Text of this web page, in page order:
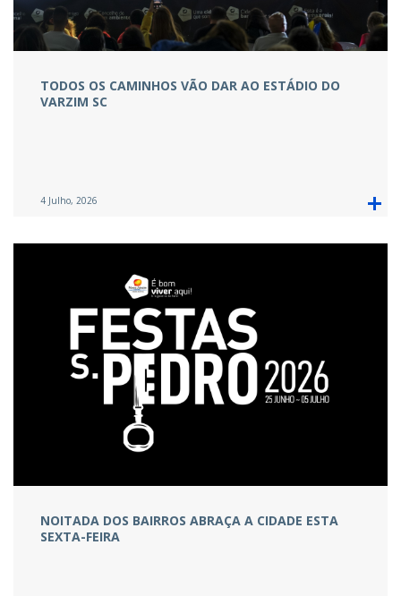
TODOS OS CAMINHOS VÃO DAR AO ESTÁDIO DO
VARZIM SC
4 Julho, 2026
NOITADA DOS BAIRROS ABRAÇA A CIDADE ESTA
SEXTA-FEIRA